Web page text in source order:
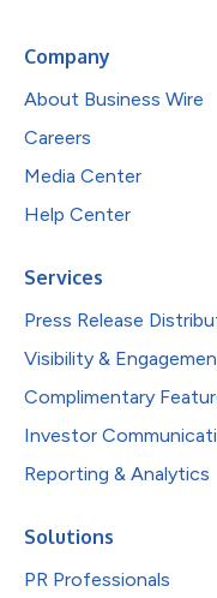
Company
About Business Wire
Careers
Media Center
Help Center
Services
Press Release
Visibility &
Complimentary
Investor
Reporting & Analytics
Solutions
PR Professionals